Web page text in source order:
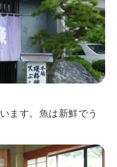
ます。魚は新鮮でう